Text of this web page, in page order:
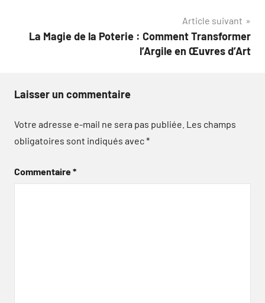
Article suivant
La Magie de la Poterie : Comment Transformer
l’Argile en Œuvres d’Art
Laisser un commentaire
Votre adresse e-mail ne sera pas publiée. Les champs
obligatoires sont indiqués avec*
Commentaire*